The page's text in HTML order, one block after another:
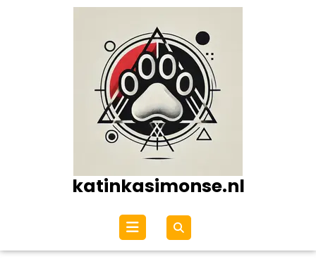
katinkasimonse.nl
Open
menu